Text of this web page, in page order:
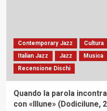
Contemporary Jazz Cultura
Italian Jazz
Jazz Musica
Recensione Dischi
Quando la parola
con «Illune» (Dodicilune,